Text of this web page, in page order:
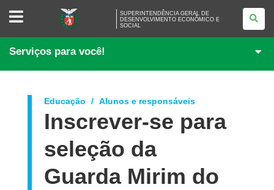
SUPERINTENDÊNCIA
DESENVOLVIMENTO
ECONÔMICO
E
SUPERINTENDÊNCIA GERAL DE
DESENVOLVIMENTO ECONÔMICO E
SOCIAL
Serviços para você!
Educação Alunos e responsáveis
Inscrever-se para
seleção da
Guarda Mirim do